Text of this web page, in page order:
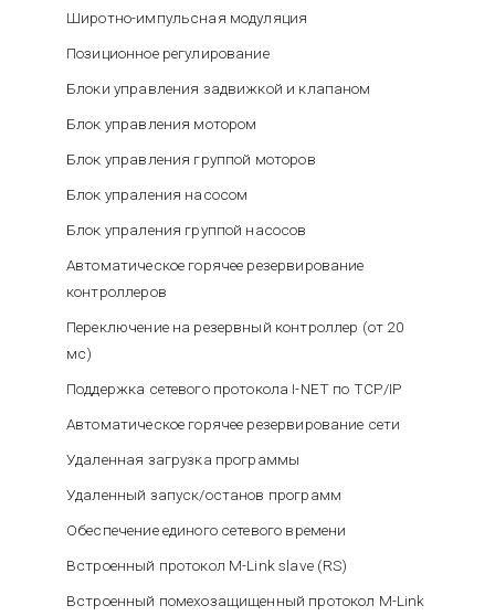
Широтно-импульсная модуляция
Позиционное регулирование
Блоки управления задвижкой и клапаном
Блок управления мотором
Блок управления группой моторов
Блок упраления насосом
Блок упраления группой насосов
Автоматическое горячее резервирование
контроллеров
Переключение на резервный контроллер (от 20
мс)
Поддержка сетевого протокола I-NET по TCP/IP
Автоматическое горячее резервирование сети
Удаленная загрузка программы
Удаленный запуск/останов программ
Обеспечение единого сетевого времени
Встроенный протокол M-Link slave (RS)
Встроенный помехозащищенный протокол M-Link